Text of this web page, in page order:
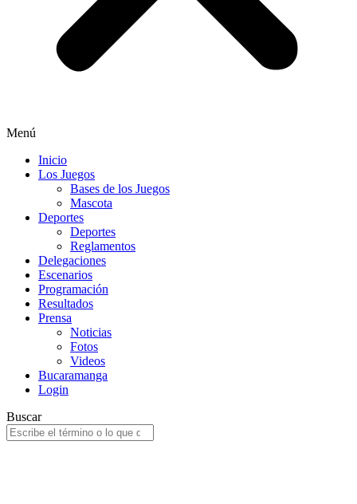
Menú
Inicio
Los Juegos
Bases de los Juegos
Mascota
Deportes
Deportes
Reglamentos
Delegaciones
Escenarios
Programación
Resultados
Prensa
Noticias
Fotos
Videos
Bucaramanga
Login
Buscar